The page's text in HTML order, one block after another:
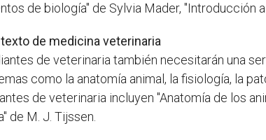
de biología" de Sylvia Mader, "Introducción
de medicina veterinaria
de veterinaria también necesitarán una
como la anatomía animal, la fisiología, la
de veterinaria incluyen "Anatomía de los
de M. J. Tijssen.